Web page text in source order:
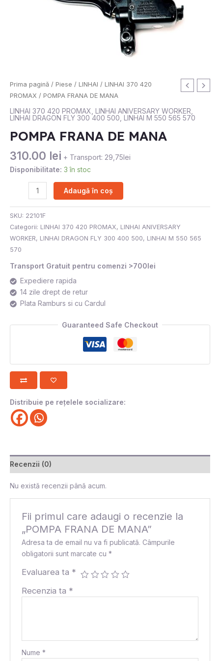
Prima pagină / Piese / LINHAI / LINHAI 370 420
PROMAX / POMPA FRANA DE MANA
LINHAI 370 420 PROMAX LINHAI ANIVERSARY WORKER
LINHAI DRAGON FLY 300 400 500 LINHAI M 550 565 570
POMPA FRANA DE MANA
310.00 lei + Transport: 29,75lei
Disponibilitate: 3 în stoc
Cantitate
POMPA
FRANA
DE
Adaugă în coș
SKU: 22101F
Categorii: LINHAI 370 420 PROMAX, LINHAI ANIVERSARY
WORKER, LINHAI DRAGON FLY 300 400 500, LINHAI M 550 565
570
Transport Gratuit pentru comenzi >700lei
Expediere rapida
14 zile drept de retur
Plata Ramburs si cu Cardul
Guaranteed Safe Checkout
Distribuie pe rețelele socializare:
Recenzii (0)
Nu există recenzii până acum.
Fii primul care adaugi o recenzie la
„POMPA FRANA DE MANA”
Adresa ta de email nu va fi publicată. Câmpurile
obligatorii sunt marcate cu*
Evaluarea ta *
Recenzia ta *
Nume*